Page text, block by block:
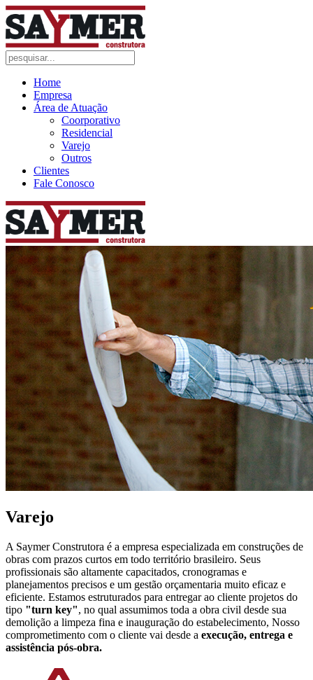
Home
Empresa
Área de Atuação
Coorporativo
Residencial
Varejo
Outros
Clientes
Fale Conosco
Varejo
A Saymer Construtora é a empresa especializada em construções de
obras com prazos curtos em todo território brasileiro. Seus
profissionais são altamente capacitados, cronogramas e
planejamentos precisos e um gestão orçamentaria muito eficaz e
eficiente. Estamos estruturados para entregar ao cliente projetos do
tipo "turn key", no qual assumimos toda a obra civil desde sua
demolição a limpeza fina e inauguração do estabelecimento, Nosso
comprometimento com o cliente vai desde a execução, entrega e
assistência pós-obra.